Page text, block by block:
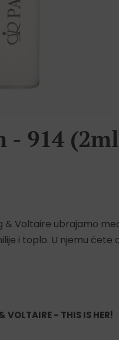
- 914 (2ml
& Voltaire ubrajamo
i toplo. U njemu ćete
VOLTAIRE - THIS IS HER!